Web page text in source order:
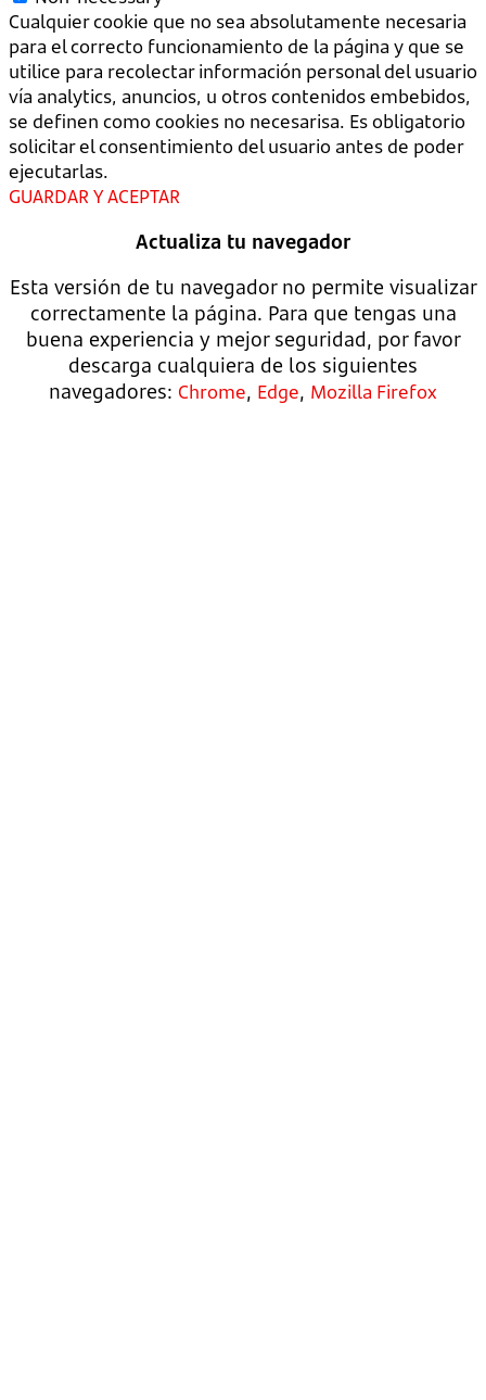
Cualquier cookie que no sea absolutamente necesaria
para el correcto funcionamiento de la página y que se
utilice para recolectar información personal del usuario
vía analytics, anuncios, u otros contenidos embebidos,
se definen como cookies no necesarisa. Es obligatorio
solicitar el consentimiento del usuario antes de poder
ejecutarlas.
GUARDAR Y ACEPTAR
Actualiza tu navegador
Esta versión de tu navegador no permite visualizar
correctamente la página. Para que tengas una
buena experiencia y mejor seguridad, por favor
descarga cualquiera de los siguientes
navegadores: Chrome, Edge, Mozilla Firefox